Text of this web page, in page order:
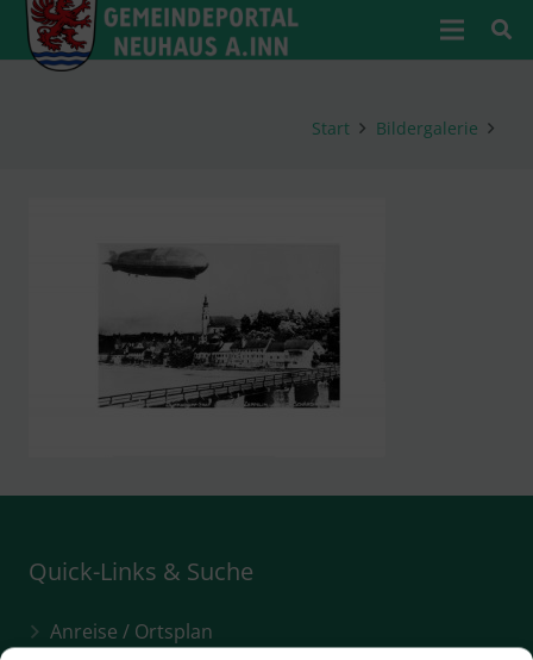
Start Bildergalerie
Quick-Links & Suche
Anreise / Ortsplan